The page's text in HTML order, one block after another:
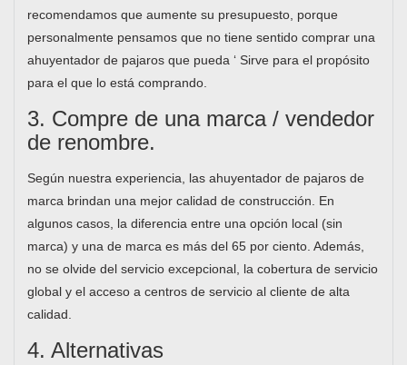
recomendamos que aumente su presupuesto, porque
personalmente pensamos que no tiene sentido comprar una
ahuyentador de pajaros que pueda ‘ Sirve para el propósito
para el que lo está comprando.
3. Compre de una marca / vendedor
de renombre.
Según nuestra experiencia, las ahuyentador de pajaros de
marca brindan una mejor calidad de construcción. En
algunos casos, la diferencia entre una opción local (sin
marca) y una de marca es más del 65 por ciento. Además,
no se olvide del servicio excepcional, la cobertura de servicio
global y el acceso a centros de servicio al cliente de alta
calidad.
4. Alternativas